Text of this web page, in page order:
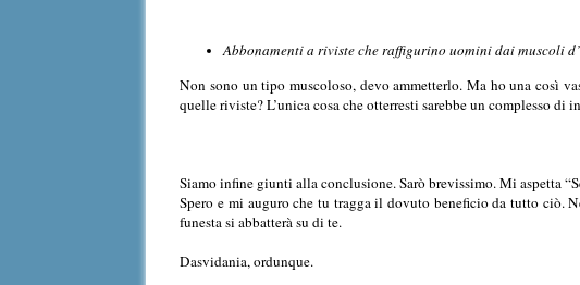
Abbonamenti a riviste che raffigurino uomini dai muscoli
Non sono un tipo muscoloso, devo ammetterlo. Ma ho una così
quelle riviste? L’unica cosa che otterresti sarebbe un complesso di
Siamo infine giunti alla conclusione. Sarò brevissimo. Mi aspetta
Spero e mi auguro che tu tragga il dovuto beneficio da tutto ciò.
funesta si abbatterà su di te.
Dasvidania, ordunque.